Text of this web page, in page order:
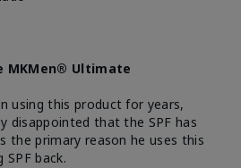
MKMen® Ultimate
using this product for years,
disappointed that the SPF has
the primary reason he uses this
back.